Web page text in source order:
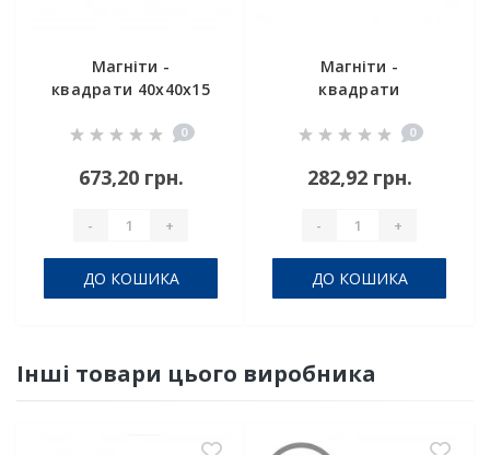
Магніти -
квадрати 40x40x15
0
673,20 грн.
- +
ДО КОШИКА
Магніти -
квадрати
0
282,92 грн.
- +
ДО КОШИКА
Інші товари цього виробника